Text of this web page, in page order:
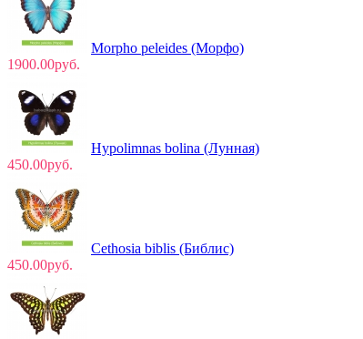
Morpho peleides (Морфо)
1900.00руб.
Hypolimnas bolina (Лунная)
450.00руб.
Cethosia biblis (Библис)
450.00руб.